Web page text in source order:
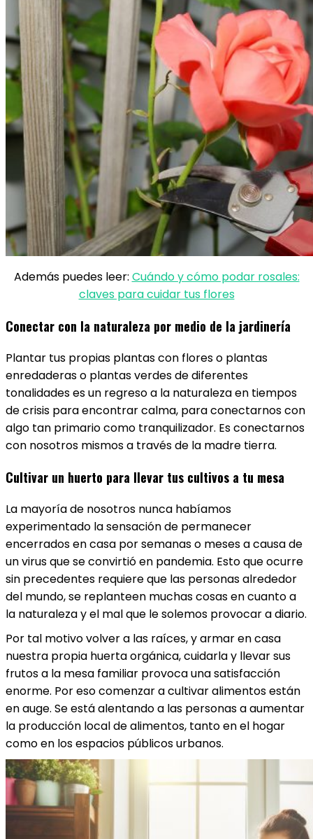
Además puedes leer: Cuándo y cómo podar rosales:
claves para cuidar tus flores
Conectar con la naturaleza por medio de la jardinería
Plantar tus propias plantas con flores o plantas
enredaderas o plantas verdes de diferentes
tonalidades es un regreso a la naturaleza en tiempos
de crisis para encontrar calma, para conectarnos con
algo tan primario como tranquilizador. Es conectarnos
con nosotros mismos a través de la madre tierra.
Cultivar un huerto para llevar tus cultivos a tu mesa
La mayoría de nosotros nunca habíamos
experimentado la sensación de permanecer
encerrados en casa por semanas o meses a causa de
un virus que se convirtió en pandemia. Esto que ocurre
sin precedentes requiere que las personas alrededor
del mundo, se replanteen muchas cosas en cuanto a
la naturaleza y el mal que le solemos provocar a diario.
Por tal motivo volver a las raíces, y armar en casa
nuestra propia huerta orgánica, cuidarla y llevar sus
frutos a la mesa familiar provoca una satisfacción
enorme. Por eso comenzar a cultivar alimentos están
en auge. Se está alentando a las personas a aumentar
la producción local de alimentos, tanto en el hogar
como en los espacios públicos urbanos.